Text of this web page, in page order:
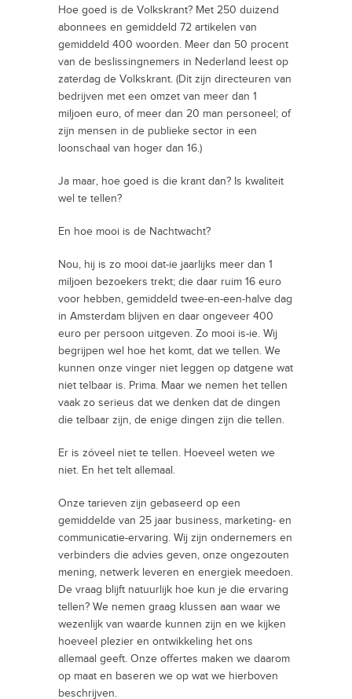
Hoe goed is de Volkskrant? Met 250 duizend
abonnees en gemiddeld 72 artikelen van
gemiddeld 400 woorden. Meer dan 50 procent
van de beslissingnemers in Nederland leest op
zaterdag de Volkskrant. (Dit zijn directeuren van
bedrijven met een omzet van meer dan 1
miljoen euro, of meer dan 20 man personeel; of
zijn mensen in de publieke sector in een
loonschaal van hoger dan 16.)
Ja maar, hoe goed is die krant dan? Is kwaliteit
wel te tellen?
En hoe mooi is de Nachtwacht?
Nou, hij is zo mooi dat-ie jaarlijks meer dan 1
miljoen bezoekers trekt; die daar ruim 16 euro
voor hebben, gemiddeld twee-en-een-halve dag
in Amsterdam blijven en daar ongeveer 400
euro per persoon uitgeven. Zo mooi is-ie. Wij
begrijpen wel hoe het komt, dat we tellen. We
kunnen onze vinger niet leggen op datgene wat
niet telbaar is. Prima. Maar we nemen het tellen
vaak zo serieus dat we denken dat de dingen
die telbaar zijn, de enige dingen zijn die tellen.
Er is zóveel niet te tellen. Hoeveel weten we
niet. En het telt allemaal.
Onze tarieven zijn gebaseerd op een
gemiddelde van 25 jaar business, marketing- en
communicatie-ervaring. Wij zijn ondernemers en
verbinders die advies geven, onze ongezouten
mening, netwerk leveren en energiek meedoen.
De vraag blijft natuurlijk hoe kun je die ervaring
tellen? We nemen graag klussen aan waar we
wezenlijk van waarde kunnen zijn en we kijken
hoeveel plezier en ontwikkeling het ons
allemaal geeft. Onze offertes maken we daarom
op maat en baseren we op wat we hierboven
beschrijven.